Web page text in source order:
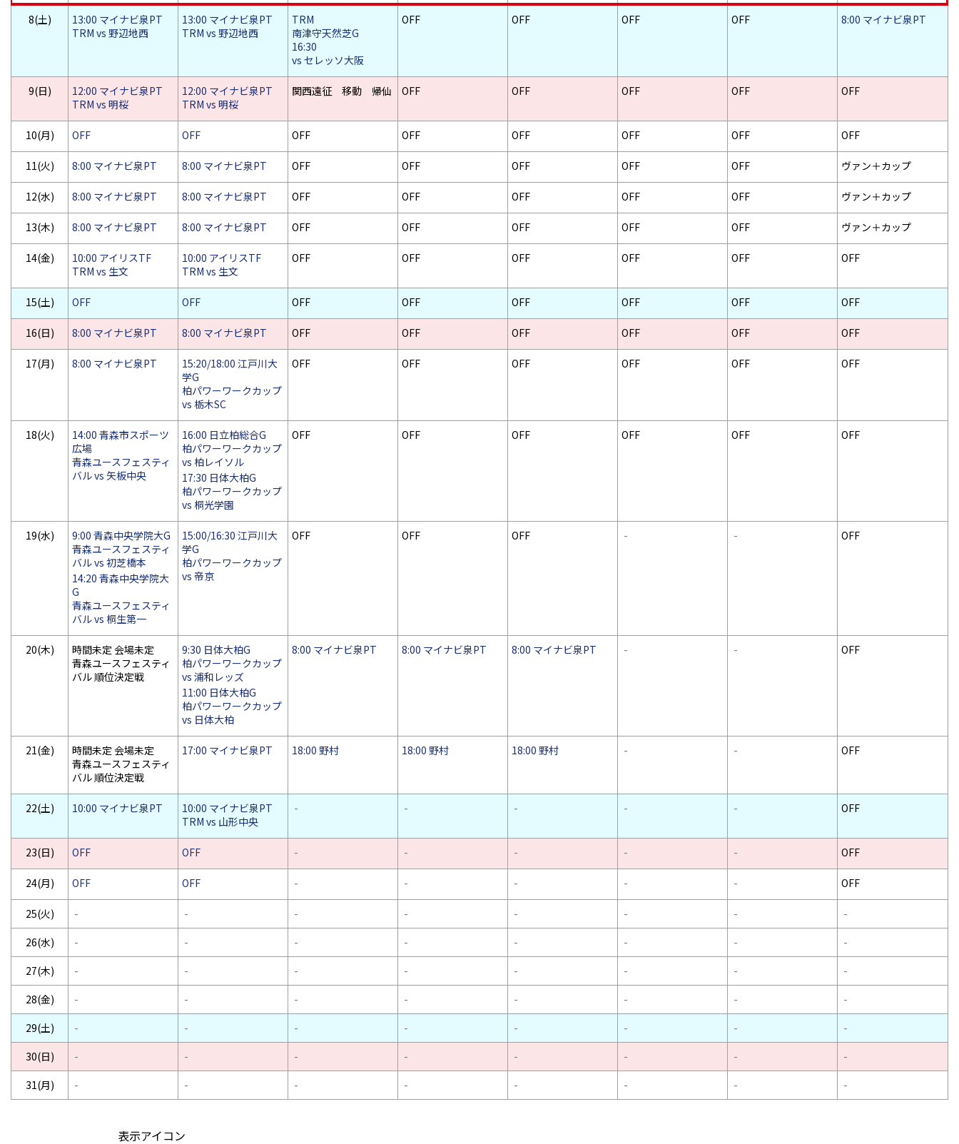
8(土)
13:00 マイナビ泉PT
TRM vs 野辺地西
13:00 マイナビ泉PT
TRM vs 野辺地西
TRM
南津守天然芝G
16:30
vs セレッソ大阪
OFF OFF OFF OFF 8:00 マイナビ泉PT
9(日)
12:00 マイナビ泉PT
TRM vs 明桜
12:00 マイナビ泉PT
TRM vs 明桜
関西遠征 移動 帰仙 OFF OFF OFF OFF OFF
10(月) OFF OFF OFF OFF OFF OFF OFF OFF
11(火) 8:00 マイナビ泉PT 8:00 マイナビ泉PT OFF OFF OFF OFF OFF ヴァン＋カップ
12(水) 8:00 マイナビ泉PT 8:00 マイナビ泉PT OFF OFF OFF OFF OFF ヴァン＋カップ
13(木) 8:00 マイナビ泉PT 8:00 マイナビ泉PT OFF OFF OFF OFF OFF ヴァン＋カップ
14(金)
10:00 アイリスTF
TRM vs 生文
10:00 アイリスTF
TRM vs 生文
OFF OFF OFF OFF OFF OFF
15(土) OFF OFF OFF OFF OFF OFF OFF OFF
16(日) 8:00 マイナビ泉PT 8:00 マイナビ泉PT OFF OFF OFF OFF OFF OFF
17(月) 8:00 マイナビ泉PT
15:20/18:00 江戸川大
学G
柏パワーワークカップ
vs 栃木SC
OFF OFF OFF OFF OFF OFF
18(火)
14:00 青森市スポーツ
広場
青森ユースフェスティ
バル vs 矢板中央
16:00 日立柏総合G
柏パワーワークカップ
vs 柏レイソル
17:30 日体大柏G
柏パワーワークカップ
vs 桐光学園
OFF OFF OFF OFF OFF OFF
19(水)
9:00 青森中央学院大G
青森ユースフェスティ
バル vs 初芝橋本
14:20 青森中央学院大
G
青森ユースフェスティ
バル vs 桐生第一
15:00/16:30 江戸川大
学G
柏パワーワークカップ
vs 帝京
OFF OFF OFF - - OFF
20(木)
時間未定 会場未定
青森ユースフェスティ
バル 順位決定戦
9:30 日体大柏G
柏パワーワークカップ
vs 浦和レッズ
11:00 日体大柏G
柏パワーワークカップ
vs 日体大柏
8:00 マイナビ泉PT 8:00 マイナビ泉PT 8:00 マイナビ泉PT - - OFF
21(金)
時間未定 会場未定
青森ユースフェスティ
バル 順位決定戦
17:00 マイナビ泉PT 18:00 野村 18:00 野村 18:00 野村 - - OFF
22(土) 10:00 マイナビ泉PT
10:00 マイナビ泉PT
TRM vs 山形中央
- - - - - OFF
23(日) OFF OFF - - - - - OFF
24(月) OFF OFF - - - - - OFF
25(火) - - - - - - -
-
26(水)
- - - - - - -
-
27(木)
- - - - - - -
-
28(金)
- - - - - - -
-
29(土)
- - - - - - -
-
30(日)
- - - - - - -
-
31(月)
- - - - - - - -
表示アイコン